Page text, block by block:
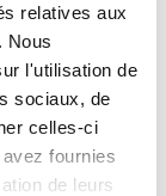
relatives aux
Nous
l'utilisation de
sociaux, de
celles-ci
fournies
de leurs
–